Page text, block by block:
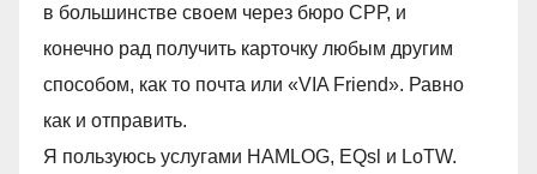
в большинстве своем через бюро СРР, и
конечно рад получить карточку любым другим
способом, как то почта или «VIA Friend». Равно
как и отправить.
Я пользуюсь услугами HAMLOG, EQsl и LoTW.